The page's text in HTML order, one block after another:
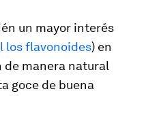
un mayor interés
los flavonoides) en
de manera natural
goce de buena